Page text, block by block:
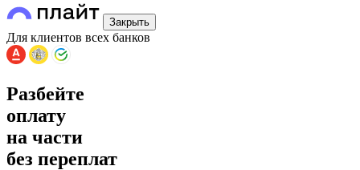
Закрыть
Для клиентов всех банков
Разбейте
оплату
на части
без переплат